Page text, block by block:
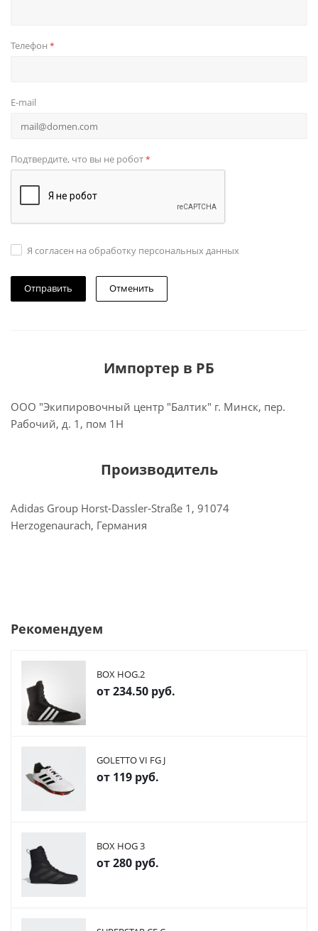
Телефон *
E-mail
Подтвердите, что вы не робот*
Я согласен на обработку персональных данных
Отменить
Импортер в РБ
ООО "Экипировочный центр "Балтик" г. Минск, пер.
Рабочий, д. 1, пом 1Н
Производитель
Adidas Group Horst-Dassler-Straße 1, 91074
Herzogenaurach, Германия
Рекомендуем
BOX HOG.2
от234.50 руб.
GOLETTO VI FG J
от 119 руб.
BOX HOG 3
от280 руб.